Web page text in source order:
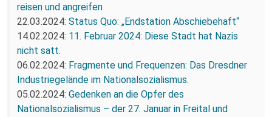
reisen und angreifen
22.03.2024: Status Quo: „Endstation Abschiebehaft“
14.02.2024: 11. Februar 2024: Diese Stadt hat Nazis
nicht satt.
06.02.2024: Fragmente und Frequenzen: Das Dresdner
Industriegelände im Nationalsozialismus.
05.02.2024: Gedenken an die Opfer des
Nationalsozialismus – der 27. Januar in Freital und